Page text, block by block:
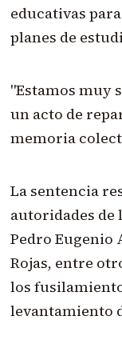
educativas
planes de
"Estamos muy
un acto de
memoria
La sentencia
autoridades de
Pedro Eugenio
Rojas, entre
los
levantamiento